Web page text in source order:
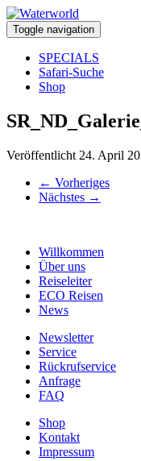
Toggle navigation
SPECIALS
Safari-Suche
Shop
Veröffentlicht 24. April
← Vorheriges
Nächstes →
Willkommen
Über uns
Reiseleiter
ECO Reisen
News
Newsletter
Service
Rückrufservice
Anfrage
FAQ
Shop
Kontakt
Impressum